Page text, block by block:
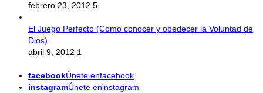
febrero 23, 2012 5
El Juego Perfecto (Como conocer y obedecer la Voluntad de
Dios)
abril 9, 2012 1
facebookÚnete enfacebook
instagramÚnete eninstagram